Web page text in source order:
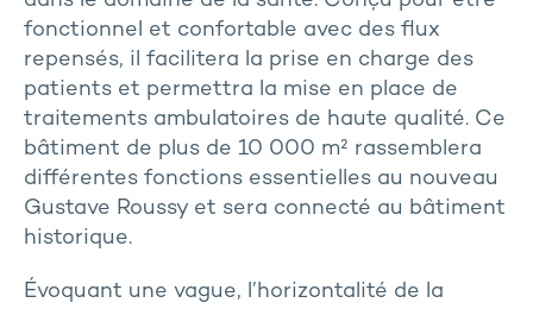
fonctionnel et confortable avec des flux
repensés, il facilitera la prise en charge des
patients et permettra la mise en place de
traitements ambulatoires de haute qualité. Ce
bâtiment de plus de 10 000 m² rassemblera
différentes fonctions essentielles au nouveau
Gustave Roussy et sera connecté au bâtiment
historique.
Évoquant une vague, l’horizontalité de la